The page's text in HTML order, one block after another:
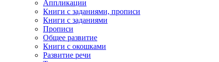
Аппликации
Книги с заданиями, прописи
Книги с заданиями
Прописи
Общее развитие
Книги с окошками
Развитие речи